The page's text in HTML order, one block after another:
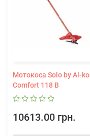
Мотокоса Solo by Al-ko
Comfort 118 B
10613.00 грн.